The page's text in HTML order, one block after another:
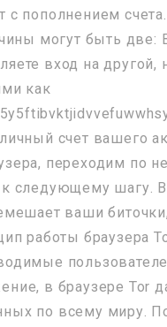
пополнением
могут быть
вход на другой,
как
счет вашего
переходим по
следующему шагу.
ваши
работы браузера
в браузере Tor
по всему миру.